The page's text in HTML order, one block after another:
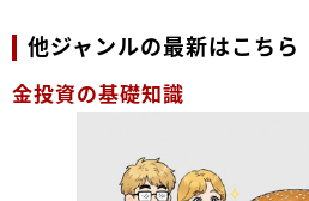
他ジャンルの最新はこちら
金投資の基礎知識